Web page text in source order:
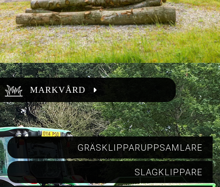
MARKVÅRD
GRÄSKLIPPARUPPSAMLARE
SLAGKLIPPARE